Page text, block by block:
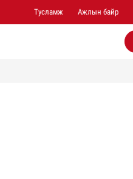
Тусламж Ажлын байр